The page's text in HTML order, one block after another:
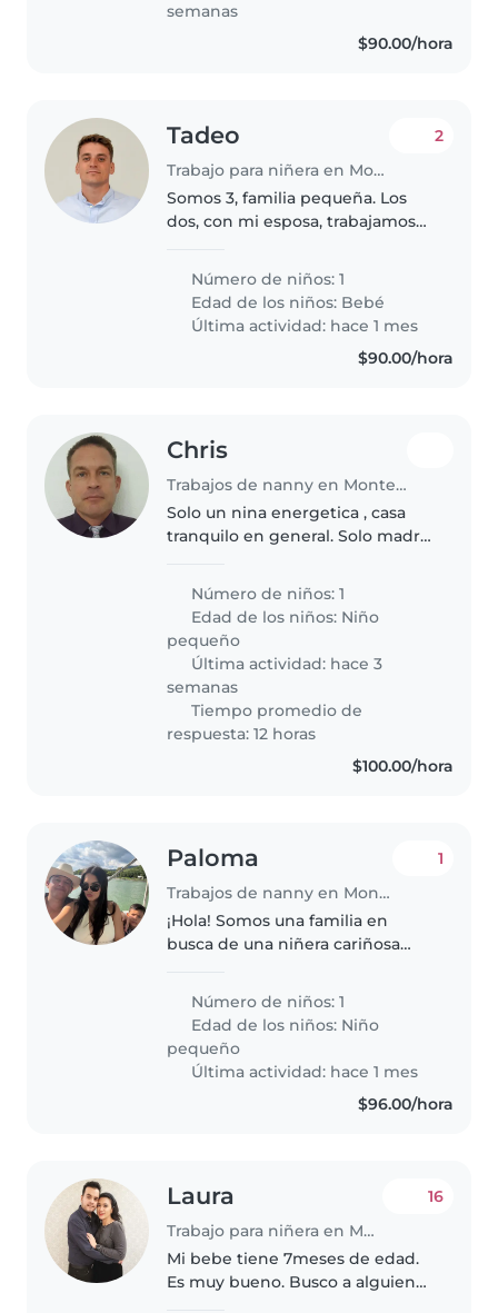
semanas
$90.00/hora
Tadeo
Trabajo para niñera en Monterrey
2
Somos 3, familia pequeña. Los
dos, con mi esposa, trabajamos
San Jeronimo y necesitamos
apoyo con el cuidado de nuestra
bebe, Isabel.
Número de niños: 1
Edad de los niños: Bebé
Última actividad: hace 1 mes
$90.00/hora
Chris
Trabajos de nanny en Monterrey
Solo un nina energetica , casa
tranquilo en general. Solo madre,
Número de niños: 1
Edad de los niños: Niño
pequeño
Última actividad: hace 3
semanas
Tiempo promedio de
respuesta: 12 horas
$100.00/hora
Paloma
Trabajos de nanny en Monterrey
1
¡Hola! Somos una familia en
busca de una niñera cariñosa
años. Nuestro hijo/a es muy
hablador/a, curioso/a y lleno/a de
energía, ¡siempre listo/a para
explorar!..
Número de niños: 1
Edad de los niños: Niño
pequeño
Última actividad: hace 1 mes
$96.00/hora
Laura
Trabajo para niñera en Monterrey
16
Mi bebe tiene 7meses de edad.
Es muy bueno. Busco a alguien